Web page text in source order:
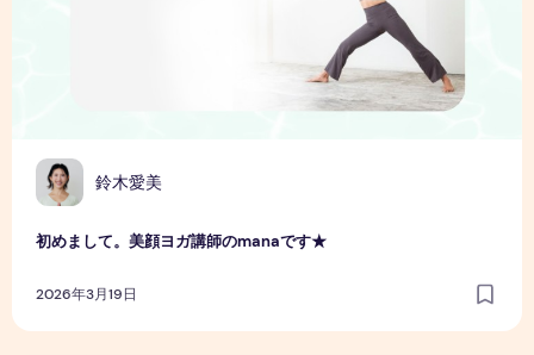
鈴木愛美
初めまして。美顔ヨガ講師のmanaです★
2026年3月19日